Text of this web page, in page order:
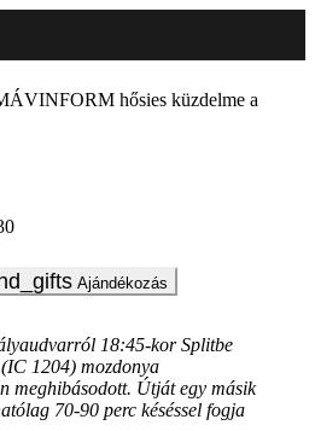
hősies küzdelme a
Ajándékozás
18:45-kor Splitbe
1204) mozdonya
meghibásodott. Útját egy másik
70-90 perc késéssel fogja